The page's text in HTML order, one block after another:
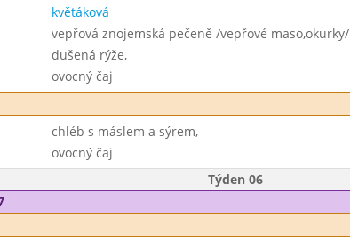
květáková
vepřová znojemská pečeně /vepřové maso,okurky/
dušená rýže,
ovocný čaj
chléb s máslem a sýrem,
ovocný čaj
Týden 06